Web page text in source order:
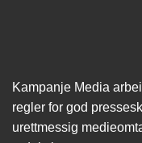
Kampanje Media
regler for god
urettmessig